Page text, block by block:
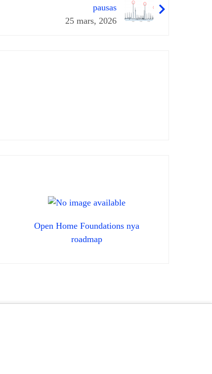
pausas
25 mars, 2026
Open Home Foundations nya
roadmap